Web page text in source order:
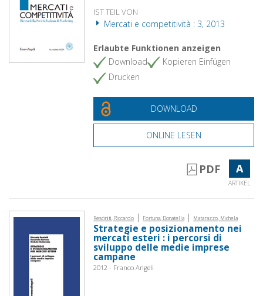
IST TEIL VON
Mercati e competitività : 3, 2013
Erlaubte Funktionen anzeigen
Download
Kopieren Einfügen
Drucken
DOWNLOAD
ONLINE LESEN
PDF A
ARTIKEL
Resciniti, Riccardo | Fortuna, Donatella | Matarazzo, Michela
Strategie e posizionamento nei
mercati esteri : i percorsi di
sviluppo delle medie imprese
campane
2012 - Franco Angeli